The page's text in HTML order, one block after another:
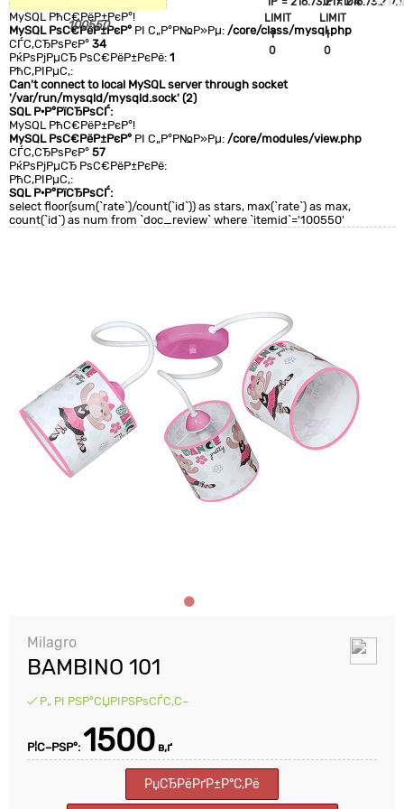
LIMIT
1
0
LIMIT
1
0
100550
MySQL РћС€РёР±РєР°!
MySQL РѕС€РёР±РєР° РІ С„Р°Р№Р»Рµ: /core/class/mysql.php
СЃС‚СЂРѕРєР° 34
РќРѕРјРµСЂ РѕС€РёР±РєРё: 1
РћС‚РІРµС‚:
Can't connect to local MySQL server through socket
'/var/run/mysqld/mysqld.sock' (2)
SQL Р·Р°РїСЂРѕСЃ:
MySQL РћС€РёР±РєР°!
MySQL РѕС€РёР±РєР° РІ С„Р°Р№Р»Рµ: /core/modules/view.php
СЃС‚СЂРѕРєР° 57
РќРѕРјРµСЂ РѕС€РёР±РєРё:
РћС‚РІРµС‚:
SQL Р·Р°РїСЂРѕСЃ:
select floor(sum(`rate`)/count(`id`)) as stars, max(`rate`) as max,
count(`id`) as num from `doc_review` where `itemid`='100550'
Milagro
BAMBINO 101
Р„ РІ РЅР°СЏРІРЅРѕСЃС‚С–
Р¦С–РЅР°: 1500 в‚ґ
РџСЂРёРґР±Р°С‚Рё